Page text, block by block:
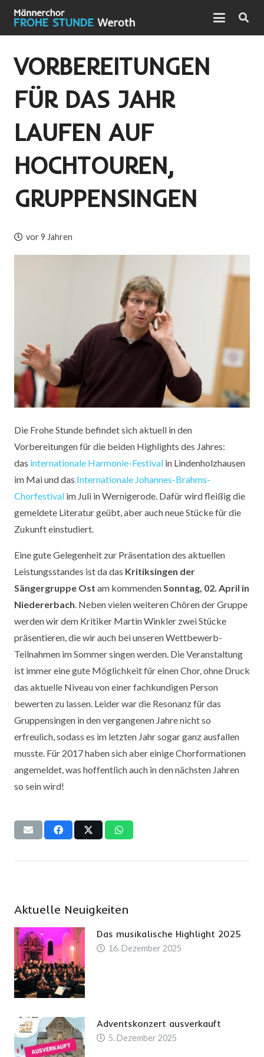
VORBEREITUNGEN
FÜR DAS JAHR
LAUFEN AUF
HOCHTOUREN,
GRUPPENSINGEN
vor 9 Jahren
Die Frohe Stunde befindet sich aktuell in den
Vorbereitungen für die beiden Highlights des Jahres:
das internationale Harmonie-Festival in Lindenholzhausen
im Mai und das Internationale Johannes-Brahms-
Chorfestival im Juli in Wernigerode. Dafür wird fleißig die
gemeldete Literatur geübt, aber auch neue Stücke für die
Zukunft einstudiert.
Eine gute Gelegenheit zur Präsentation des aktuellen
Leistungsstandes ist da das Kritiksingen der
Sängergruppe Ost am kommenden Sonntag, 02. April in
Niedererbach . Neben vielen weiteren Chören der Gruppe
werden wir dem Kritiker Martin Winkler zwei Stücke
präsentieren, die wir auch bei unseren Wettbewerb-
Teilnahmen im Sommer singen werden. Die Veranstaltung
ist immer eine gute Möglichkeit für einen Chor, ohne Druck
das aktuelle Niveau von einer fachkundigen Person
bewerten zu lassen. Leider war die Resonanz für das
Gruppensingen in den vergangenen Jahre nicht so
erfreulich, sodass es im letzten Jahr sogar ganz ausfallen
musste. Für 2017 haben sich aber einige Chorformationen
angemeldet, was hoffentlich auch in den nächsten Jahren
so sein wird!
Aktuelle Neuigkeiten
Das musikalische Highlight 2025
16. Dezember 2025
Adventskonzert ausverkauft
5. Dezember 2025